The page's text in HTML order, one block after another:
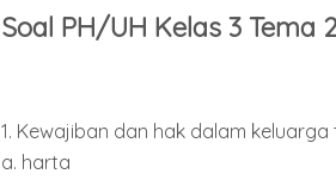
Soal PH/UH Kelas 3 Tema
1. Kewajiban dan hak dalam
a. harta